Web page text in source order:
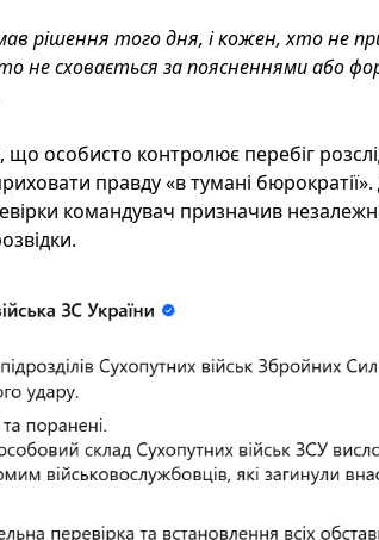
рішення того дня, і кожен, хто не
не сховається за поясненнями або
що особисто контролює перебіг
правду «в тумані
командувач призначив